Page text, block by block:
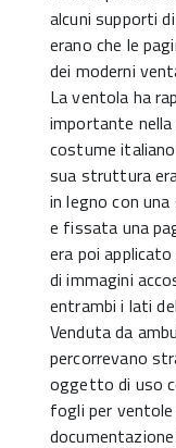
alcuni supporti
erano che le
dei moderni
La ventola ha
importante nella
costume
sua struttura
in legno con
e fissata una
era poi
di immagini
entrambi i lati
Venduta da
percorrevano
oggetto di uso
fogli per